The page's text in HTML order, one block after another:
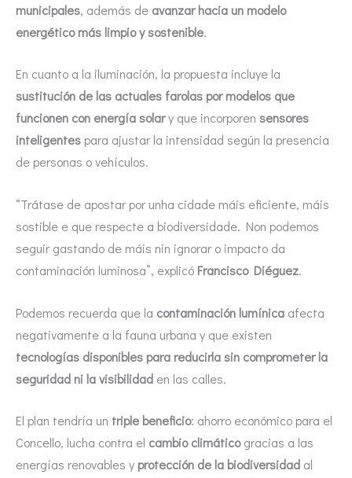
municipales, además de avanzar hacia un modelo
energético más limpio y sostenible.
En cuanto a la iluminación, la propuesta incluye la
sustitución de las actuales farolas por modelos que
funcionen con energía solary que incorporen sensores
inteligentes para ajustar la intensidad según la presencia
de personas o vehículos.
“Trátase de apostar por unha cidade máis eficiente, máis
sostible e que respecte a biodiversidade. Non podemos
seguir gastando de máis nin ignorar o impacto da
contaminación luminosa”, explicó Francisco Diéguez.
Podemos recuerda que la contaminación lumínica afecta
negativamente a la fauna urbana y que existen
tecnologías disponibles para reducirla sin comprometer la
seguridad ni la visibilidad en las calles.
El plan tendría un triple beneficio: ahorro económico para el
Concello, lucha contra el cambio climáticogracias a las
energías renovables y protección de la biodiversidad al